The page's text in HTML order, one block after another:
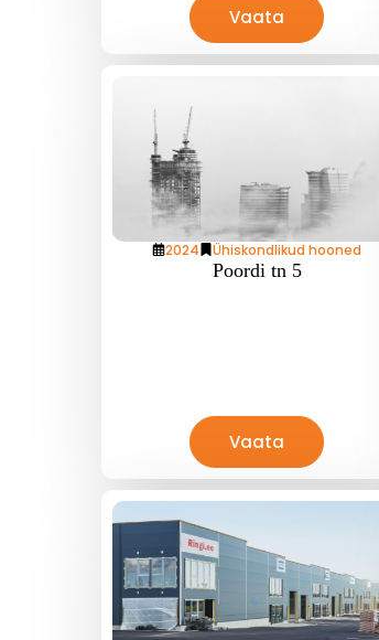
Vaata
2024 Ühiskondlikud hooned
Poordi tn 5
Vaata